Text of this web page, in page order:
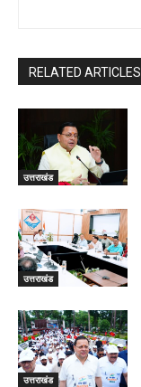
RELATED ARTICLES
उत्तराखंड
उत्तराखंड
उत्तराखंड